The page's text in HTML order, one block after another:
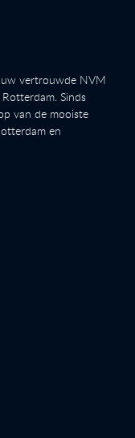
vertrouwde NVM
Sinds
van de mooiste
en